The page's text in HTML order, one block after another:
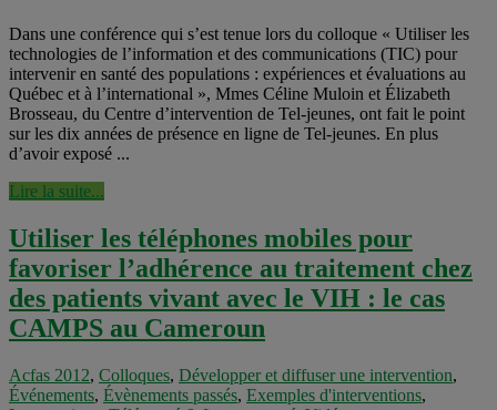
Dans une conférence qui s’est tenue lors du colloque « Utiliser les
technologies de l’information et des communications (TIC) pour
intervenir en santé des populations : expériences et évaluations au
Québec et à l’international », Mmes Céline Muloin et Élizabeth
Brosseau, du Centre d’intervention de Tel-jeunes, ont fait le point
sur les dix années de présence en ligne de Tel-jeunes. En plus
d’avoir exposé ...
Lire la suite...
Utiliser les téléphones mobiles pour
favoriser l’adhérence au traitement chez
des patients vivant avec le VIH : le cas
CAMPS au Cameroun
Acfas 2012, Colloques, Développer et diffuser une intervention,
Événements, Évènements passés, Exemples d'interventions,